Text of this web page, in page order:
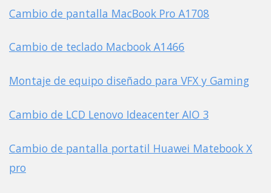
Cambio de pantalla MacBook Pro A1708
Cambio de teclado Macbook A1466
Montaje de equipo diseñado para VFX y Gaming
Cambio de LCD Lenovo Ideacenter AIO 3
Cambio de pantalla portatil Huawei Matebook X
pro